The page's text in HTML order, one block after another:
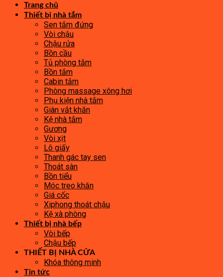
Trang chủ
Thiết bị nhà tắm
Sen tắm đứng
Vòi chậu
Chậu rửa
Bồn cầu
Tủ phòng tắm
Bồn tắm
Cabin tắm
Phòng massage xông hơi
Phụ kiện nhà tắm
Giàn vắt khăn
Kệ nhà tắm
Gương
Vòi xịt
Lô giấy
Thanh gác tay sen
Thoát sàn
Bồn tiểu
Móc treo khăn
Giá cốc
Xiphong thoát chậu
Kệ xà phòng
Thiết bị nhà bếp
Vòi bếp
Chậu bếp
THIẾT BỊ NHÀ CỬA
Khóa thông minh
Tin tức